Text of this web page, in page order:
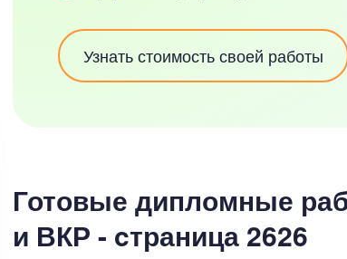
Узнать стоимость своей работы
Готовые дипломные
и ВКР - cтраница 2626